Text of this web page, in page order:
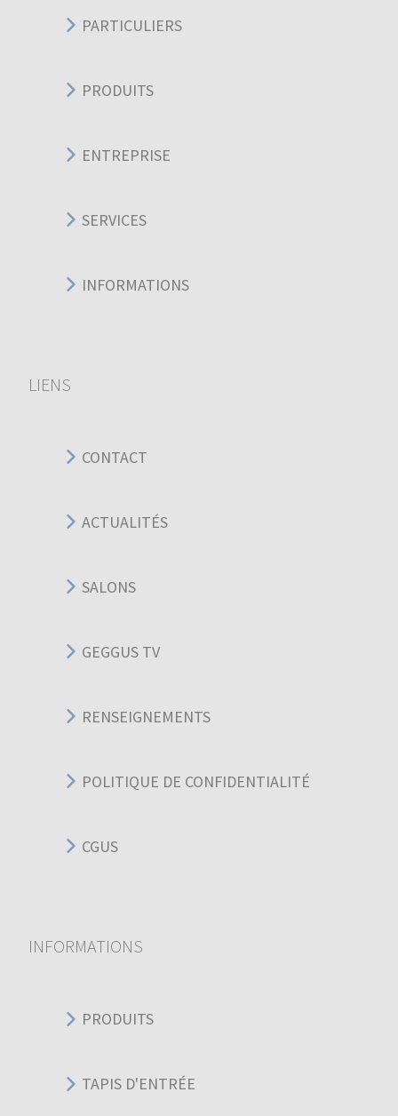
PARTICULIERS
PRODUITS
ENTREPRISE
SERVICES
INFORMATIONS
LIENS
CONTACT
ACTUALITÉS
SALONS
GEGGUS TV
RENSEIGNEMENTS
POLITIQUE DE CONFIDENTIALITÉ
CGUS
INFORMATIONS
PRODUITS
TAPIS D'ENTRÉE